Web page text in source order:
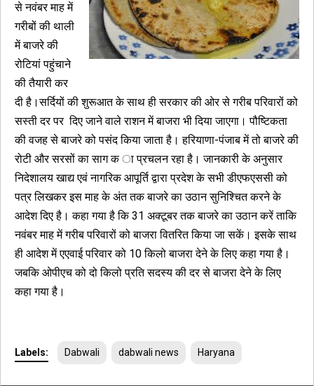
से नवंबर माह में
गरीबों की थाली
में बाजरे की
रोटियां पहुंचाने
की तैयारी कर
दी है।सर्दियों की शुरूआत के साथ ही सरकार की ओर से गरीब परिवारों को
सस्ती दर पर दिए जाने वाले राशन में बाजरा भी दिया जाएगा। पौष्टिकता
की वजह से बाजरे को पसंद किया जाता है। हरियाणा-पंजाब में तो बाजरे की
रोटी और सरसों का साग क ा प्रचलन रहा है। जानकारी के अनुसार
निदेशालय खाद्य एवं नागरिक आपूर्ति द्वारा प्रदेश के सभी डीएफएससी को
पत्र लिखकर इस माह के अंत तक बाजरे का उठान सुनिश्चित करने के
आदेश दिए है। कहा गया है कि 31 अक्टूबर तक बाजरे का उठान करें ताकि
नवंबर माह में गरीब परिवारों को बाजरा वितरित किया जा सकें। इसके साथ
ही आदेश में एएवाई परिवार को 10 किलो बाजरा देने के लिए कहा गया है।
जबकि ओपीएच को दो किलो प्रति सदस्य की दर से बाजरा देने के लिए
कहा गया है।
Labels: Dabwali dabwali news Haryana